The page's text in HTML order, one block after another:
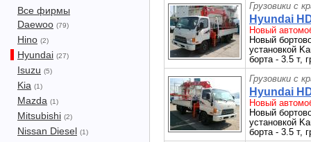
Все фирмы
Daewoo (79)
Hino (2)
Hyundai (27)
Isuzu (5)
Kia (1)
Mazda (1)
Mitsubishi (2)
Nissan Diesel (1)
Грузовики с
Hyundai
Новый
Новый
установкой
борта - 3.5 т,
Грузовики с
Hyundai
Новый
Новый
установкой
борта - 3.5 т,